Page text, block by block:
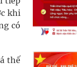
khi
có
thế